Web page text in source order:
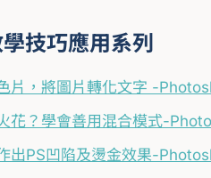
技巧應用系列
片，將圖片轉化文字 -
花？學會善用混合模式-
出PS凹陷及燙金效果-